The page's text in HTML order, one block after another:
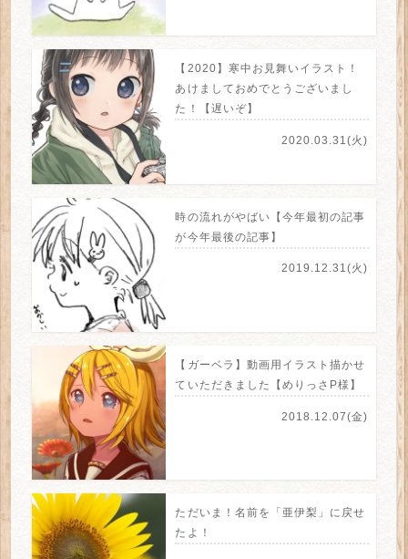
【2020】寒中お見舞いイラスト！
あけましておめでとうございまし
た！【遅いぞ】
2020.03.31(火)
時の流れがやばい【今年最初の記事
が今年最後の記事】
2019.12.31(火)
【ガーベラ】動画用イラスト描かせ
ていただきました【めりっさP様】
2018.12.07(金)
ただいま！名前を「亜伊梨」に戻せ
たよ！